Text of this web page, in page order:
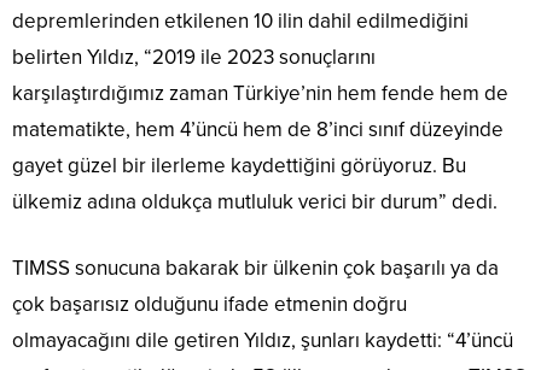
depremlerinden etkilenen 10 ilin dahil edilmediğini
belirten Yıldız, “2019 ile 2023 sonuçlarını
karşılaştırdığımız zaman Türkiye’nin hem fende hem de
matematikte, hem 4’üncü hem de 8’inci sınıf düzeyinde
gayet güzel bir ilerleme kaydettiğini görüyoruz. Bu
ülkemiz adına oldukça mutluluk verici bir durum” dedi.
TIMSS sonucuna bakarak bir ülkenin çok başarılı ya da
çok başarısız olduğunu ifade etmenin doğru
olmayacağını dile getiren Yıldız, şunları kaydetti: “4’üncü